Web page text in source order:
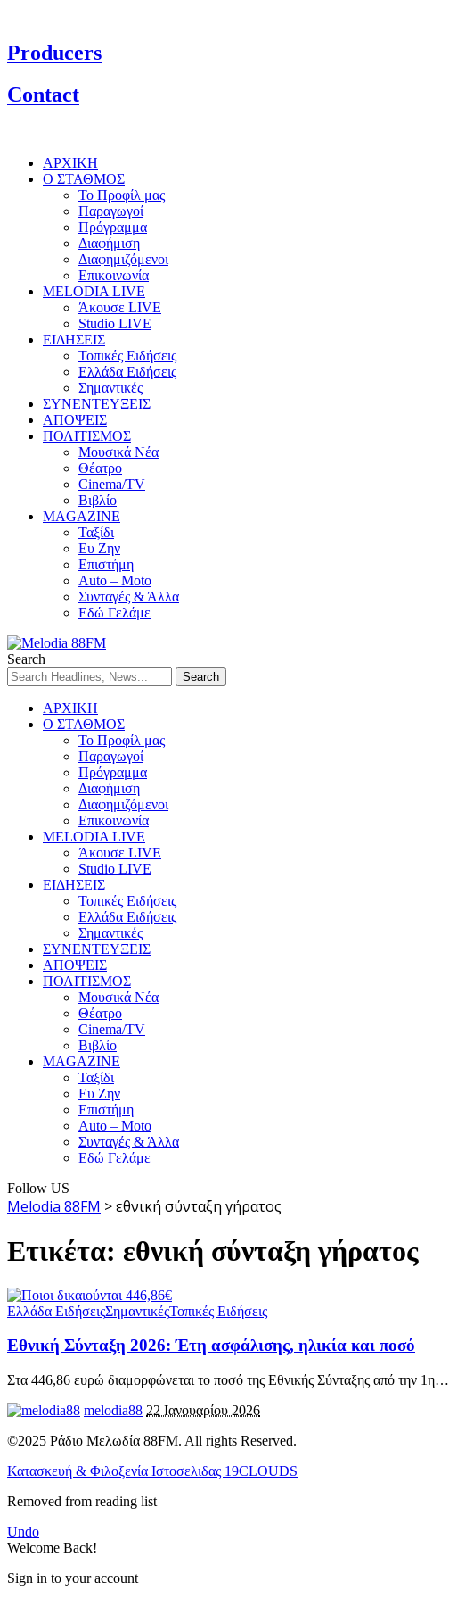
Producers
Contact
ΑΡΧΙΚΗ
Ο ΣΤΑΘΜΟΣ
Το Προφίλ μας
Παραγωγοί
Πρόγραμμα
Διαφήμιση
Διαφημιζόμενοι
Επικοινωνία
MELODIA LIVE
Άκουσε LIVE
Studio LIVE
ΕΙΔΗΣΕΙΣ
Τοπικές Ειδήσεις
Ελλάδα Ειδήσεις
Σημαντικές
ΣΥΝΕΝΤΕΥΞΕΙΣ
ΑΠΟΨΕΙΣ
ΠΟΛΙΤΙΣΜΟΣ
Μουσικά Νέα
Θέατρο
Cinema/TV
Βιβλίο
MAGAZINE
Ταξίδι
Ευ Ζην
Επιστήμη
Auto – Moto
Συνταγές & Άλλα
Εδώ Γελάμε
Search
ΑΡΧΙΚΗ
Ο ΣΤΑΘΜΟΣ
Το Προφίλ μας
Παραγωγοί
Πρόγραμμα
Διαφήμιση
Διαφημιζόμενοι
Επικοινωνία
MELODIA LIVE
Άκουσε LIVE
Studio LIVE
ΕΙΔΗΣΕΙΣ
Τοπικές Ειδήσεις
Ελλάδα Ειδήσεις
Σημαντικές
ΣΥΝΕΝΤΕΥΞΕΙΣ
ΑΠΟΨΕΙΣ
ΠΟΛΙΤΙΣΜΟΣ
Μουσικά Νέα
Θέατρο
Cinema/TV
Βιβλίο
MAGAZINE
Ταξίδι
Ευ Ζην
Επιστήμη
Auto – Moto
Συνταγές & Άλλα
Εδώ Γελάμε
Follow US
Melodia 88FM >εθνική σύνταξη γήρατος
Ετικέτα: εθνική σύνταξη γήρατος
Ελλάδα ΕιδήσειςΣημαντικέςΤοπικές Ειδήσεις
Εθνική Σύνταξη 2026: Έτη ασφάλισης, ηλικία και ποσό
Στα 446,86 ευρώ διαμορφώνεται το ποσό της Εθνικής Σύνταξης από την 1η…
melodia88 22 Ιανουαρίου 2026
©2025 Ράδιο Μελωδία 88FM. All rights Reserved.
Κατασκευή & Φιλοξενία Ιστοσελιδας 19CLOUDS
Removed from reading list
Undo
Welcome Back!
Sign in to your account